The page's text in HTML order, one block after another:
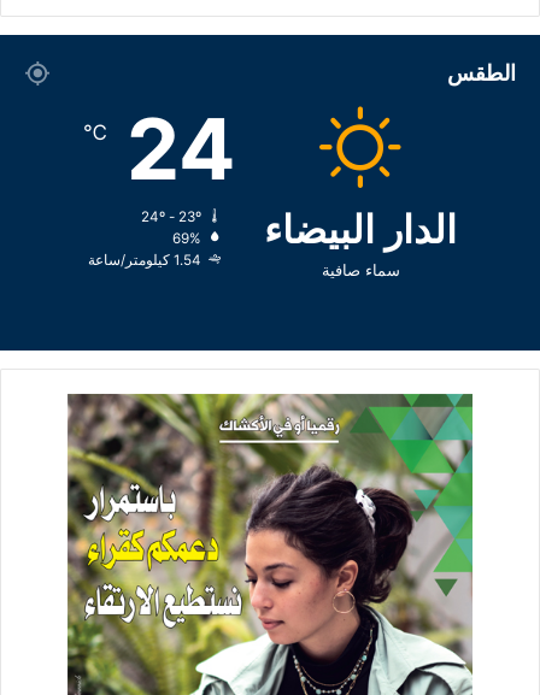
الطقس
الدار البيضاء
سماء صافية
24
℃
69%
1.54 كيلومتر/ساعة